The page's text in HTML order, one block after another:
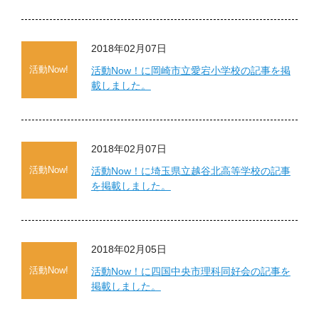
活動Now!
2018年02月07日
活動Now！に岡崎市立愛宕小学校の記事を掲
載しました。
活動Now!
2018年02月07日
活動Now！に埼玉県立越谷北高等学校の記事
を掲載しました。
活動Now!
2018年02月05日
活動Now！に四国中央市理科同好会の記事を
掲載しました。